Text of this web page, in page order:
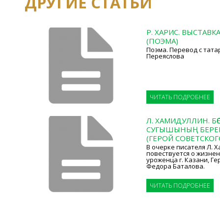
Р. ХАРИС.
(ПОЭМА)
Поэма. Перевод с
Переяслова
ЧИТАТЬ ПОДРОБНЕЕ
Л. ХАМИДУЛЛИН.
СУГЫШЫНЫҢ
(ГЕРОЙ
В очерке писателя Л.
повествуется о
уроженца г. Казани,
Федора Баталова.
ЧИТАТЬ ПОДРОБНЕЕ